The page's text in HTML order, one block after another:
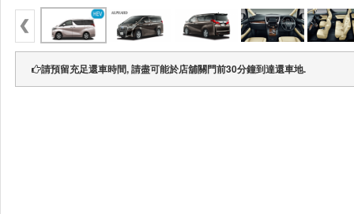
請預留充足還車時間, 請盡可能於店舖關門前30分鐘到達還車地.